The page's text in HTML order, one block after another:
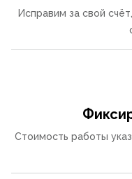
Исправим за свой
Стоимость работы